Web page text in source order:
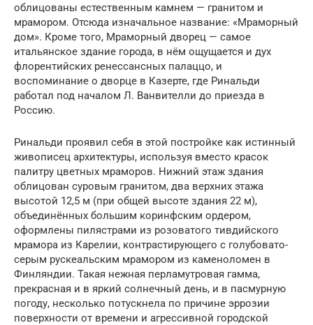
облицованы естественным камнем — гранитом и
мрамором. Отсюда изначальное название: «Мраморный
дом». Кроме того, Мраморный дворец — самое
итальянское здание города, в нём ощущается и дух
флорентийских ренессансных палаццо, и
воспоминание о дворце в Казерте, где Ринальди
работал под началом Л. Ванвителли до приезда в
Россию.
Ринальди проявил себя в этой постройке как истинный
живописец архитектуры, используя вместо красок
палитру цветных мраморов. Нижний этаж здания
облицован суровым гранитом, два верхних этажа
высотой 12,5 м (при общей высоте здания 22 м),
объединённых большим коринфским ордером,
оформлены пилястрами из розоватого тивдийского
мрамора из Карелии, контрастирующего с голубовато-
серым рускеальским мрамором из каменоломен в
Финляндии. Такая нежная перламутровая гамма,
прекрасная и в яркий солнечный день, и в пасмурную
погоду, несколько потускнела по причине эррозии
поверхности от времени и агрессивной городской